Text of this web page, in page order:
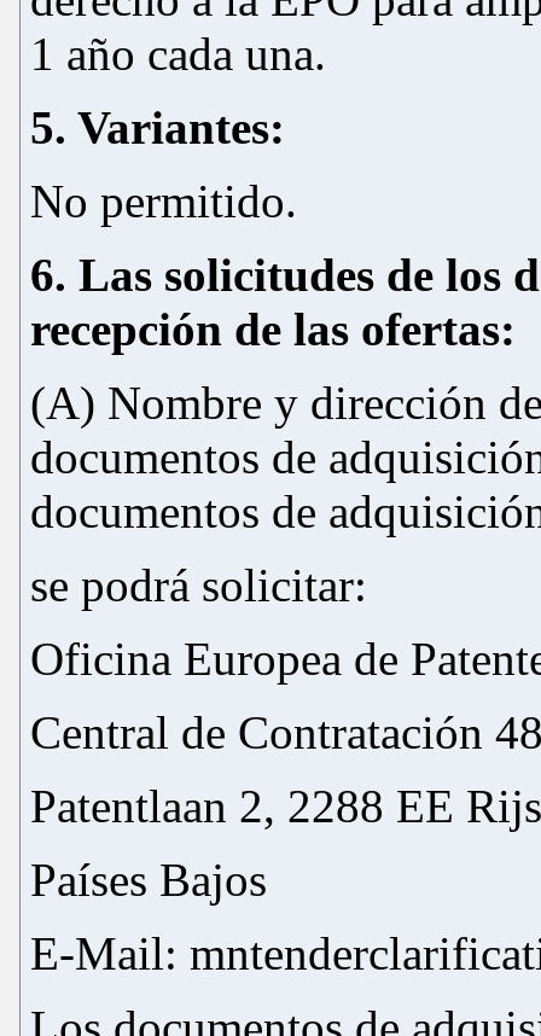
1 año cada una.
5. Variantes:
No permitido.
6. Las solicitudes de los
recepción de las ofertas:
(A) Nombre y dirección
documentos de
documentos de
se podrá solicitar:
Oficina Europea de
Central de Contratación
Patentlaan 2, 2288 EE
Países Bajos
E-Mail: